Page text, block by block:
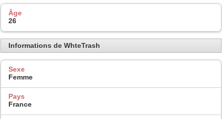
Âge
26
Informations de WhteTrash
Sexe
Femme
Pays
France